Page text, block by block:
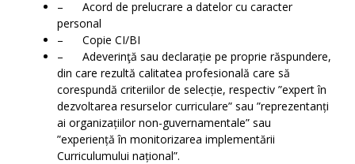
– Acord de prelucrare a datelor cu caracter
personal
– Copie CI/BI
– Adeverinţă sau declarație pe proprie răspundere,
din care rezultă calitatea profesională care să
corespundă criteriilor de selecție, respectiv ”expert în
dezvoltarea resurselor curriculare” sau ”reprezentanți
ai organizațiilor non-guvernamentale” sau
”experiență în monitorizarea implementării
Curriculumului național”.